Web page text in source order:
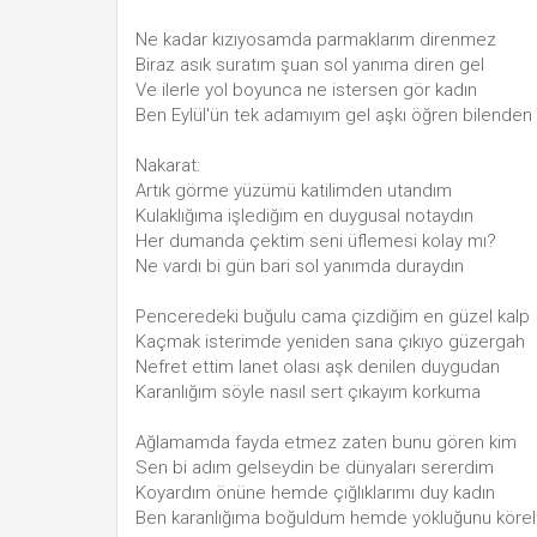
Ne kadar kızıyosamda parmaklarım direnmez
Biraz asık suratım şuan sol yanıma diren gel
Ve ilerle yol boyunca ne istersen gör kadın
Ben Eylül'ün tek adamıyım gel aşkı öğren bilenden
Nakarat:
Artık görme yüzümü katilimden utandım
Kulaklığıma işlediğim en duygusal notaydın
Her dumanda çektim seni üflemesi kolay mı?
Ne vardı bi gün bari sol yanımda duraydın
Penceredeki buğulu cama çizdiğim en güzel kalp
Kaçmak isterimde yeniden sana çıkıyo güzergah
Nefret ettim lanet olası aşk denilen duygudan
Karanlığım söyle nasıl sert çıkayım korkuma
Ağlamamda fayda etmez zaten bunu gören kim
Sen bi adım gelseydin be dünyaları sererdim
Koyardım önüne hemde çığlıklarımı duy kadın
Ben karanlığıma boğuldum hemde yokluğunu